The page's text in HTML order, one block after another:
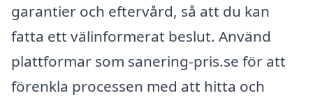
garantier och eftervård, så att du kan
fatta ett välinformerat beslut. Använd
plattformar som sanering-pris.se för att
förenkla processen med att hitta och